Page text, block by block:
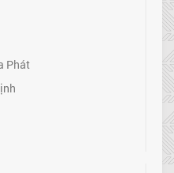
Phát